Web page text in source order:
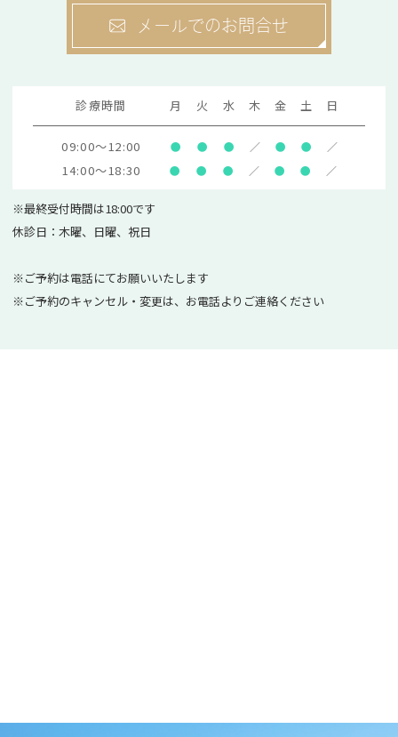
メールでのお問合せ
診療時間 月 火 水 木 金 土 日
09:00～12:00 ● ● ● ／ ● ● ／
14:00～18:30 ● ● ● ／ ● ● ／
※最終受付時間は18:00です
休診日：木曜、日曜、祝日
※ご予約は電話にてお願いいたします
※ご予約のキャンセル・変更は、お電話よりご連絡ください